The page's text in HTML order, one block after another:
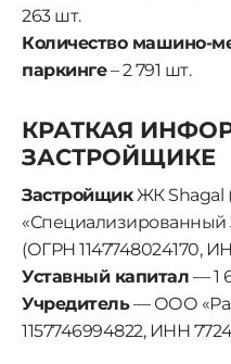
263 шт.
Количество машино-
паркинге– 2 791 шт.
КРАТКАЯ
ЗАСТРОЙЩИКЕ
ЗастройщикЖК Shagal
(ОГРН 1147748024170,
Уставный капитал — 1
Учредитель— ООО
1157746994822, ИНН